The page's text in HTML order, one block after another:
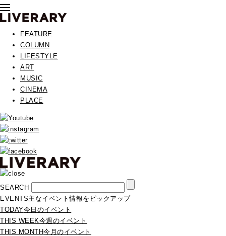
FEATURE
COLUMN
LIFESTYLE
ART
MUSIC
CINEMA
PLACE
SEARCH
EVENTS主なイベント情報をピックアップ
TODAY今日のイベント
THIS WEEK今週のイベント
THIS MONTH今月のイベント